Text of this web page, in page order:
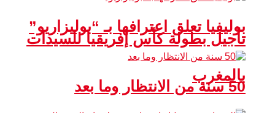
تأجيل بطولة كأس إفريقيا للسيدات
بالمغرب
بوليفيا تعلق اعترافها بـ “بوليزاريو”
50 سنة من الانتظار وما بعد